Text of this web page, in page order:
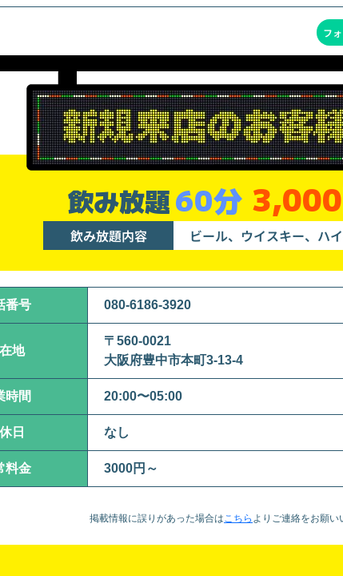
フ
飲み放題60分
飲み放題内容 ビール、ウイスキー、ハ
番号 080-6186-3920
地
〒560-0021
大阪府豊中市本町3-13-4
時間 20:00〜05:00
日 なし
料金 3000円～
掲載情報に誤りがあった場合はこちら より ご連絡をお願い